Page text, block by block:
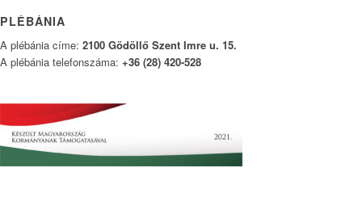
PLÉBÁNIA
A plébánia címe: 2100 Gödöllő Szent Imre u. 15.
A plébánia telefonszáma: +36 (28) 420-528